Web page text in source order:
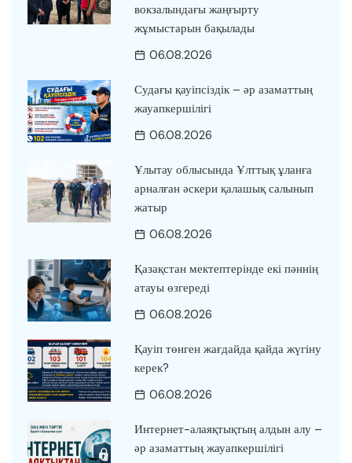
вокзалындағы жаңғырту
жұмыстарын бақылады
06.08.2026
Судағы қауіпсіздік – әр азаматтың
жауапкершілігі
06.08.2026
Ұлытау облысында Ұлттық ұланға
арналған әскери қалашық салынып
жатыр
06.08.2026
Қазақстан мектептерінде екі пәннің
атауы өзгереді
06.08.2026
Қауіп төнген жағдайда қайда жүгіну
керек?
06.08.2026
Интернет-алаяқтықтың алдын алу –
әр азаматтың жауапкершілігі